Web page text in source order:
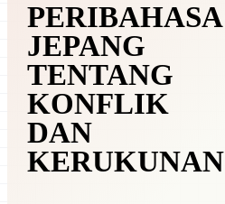
PERIBAHASA
JEPANG
TENTANG
KONFLIK
DAN
KERUKUNAN